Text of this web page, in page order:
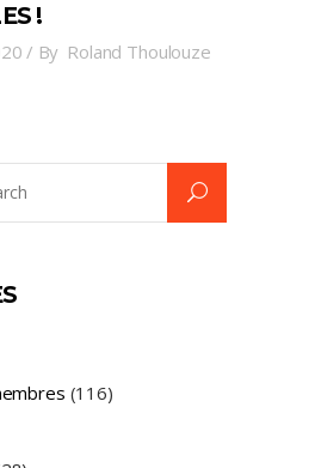
!
By Roland Thoulouze
(116)